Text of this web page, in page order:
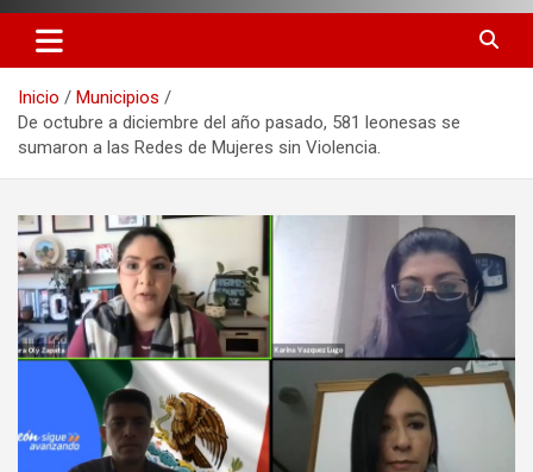
Inicio
Municipios
De octubre a diciembre del año pasado, 581 leonesas se
sumaron a las Redes de Mujeres sin Violencia.